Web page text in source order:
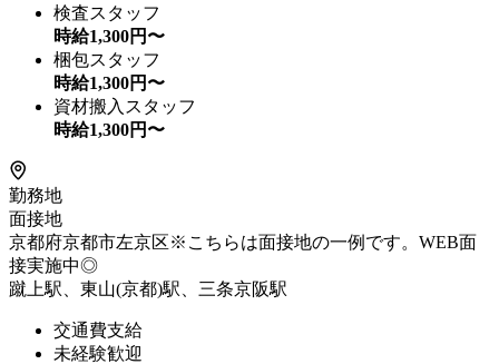
検査スタッフ
時給1,300円〜
梱包スタッフ
時給1,300円〜
資材搬入スタッフ
時給1,300円〜
勤務地
面接地
京都府京都市左京区※こちらは面接地の一例です。WEB面
接実施中◎
蹴上駅、東山(京都)駅、三条京阪駅
交通費支給
未経験歓迎